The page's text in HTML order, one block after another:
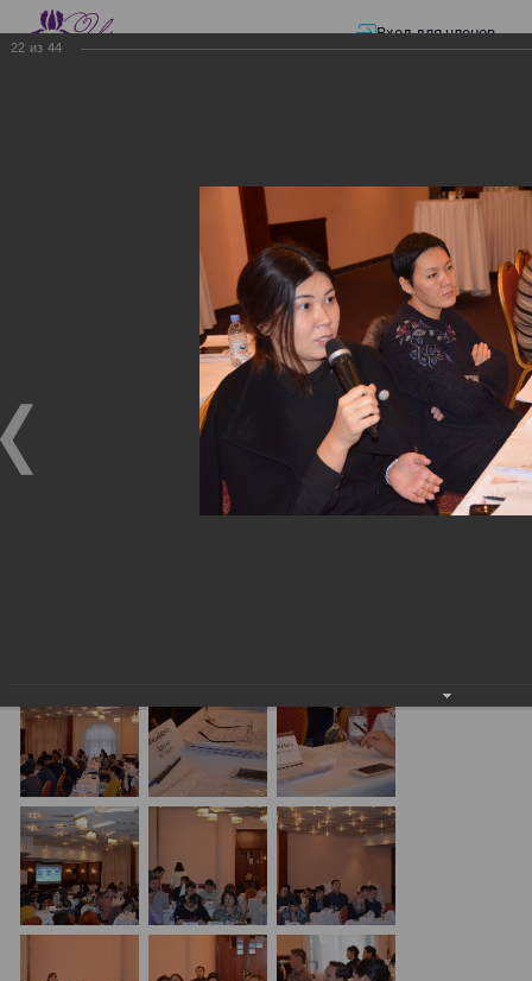
Вход для членов
Презентации
ЭЛЕКТРОННЫЕ СЧЕТА-ФАКТУРЫ.
ЭЛЕКТРОННЫЕ СЧЕТА-
ФАКТУРЫ. ВИРТУАЛЬНЫЙ
ЭЛЕКТРОННЫЕ СЧЕТА-ФАКТУРЫ. ВИРТУАЛЬНЫЙ
СКЛАД.
Семинар с КГД и разработчиками
22 из 44